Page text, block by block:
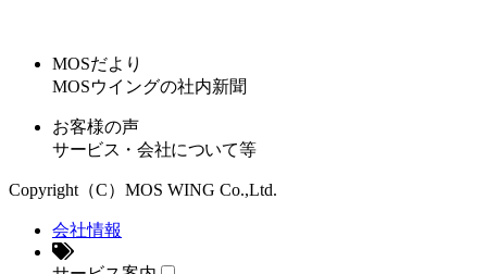
MOSだより
MOSウイングの社内新聞
お客様の声
サービス・会社について等
Copyright（C）MOS WING Co.,Ltd.
会社情報